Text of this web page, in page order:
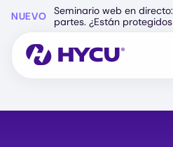
principal
NUEVO
Seminario web en
partes. ¿Están